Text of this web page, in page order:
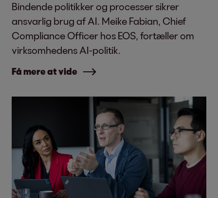
Bindende politikker og processer sikrer
ansvarlig brug af AI. Meike Fabian, Chief
Compliance Officer hos EOS, fortæller om
virksomhedens AI-politik.
Få mere at vide